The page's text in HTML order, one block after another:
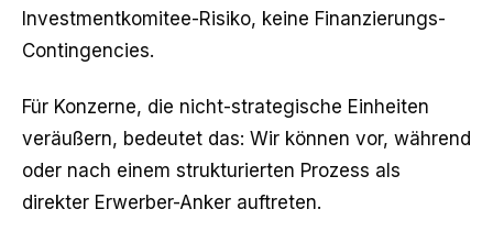
Investmentkomitee-Risiko, keine Finanzierungs-
Contingencies.
Für Konzerne, die nicht-strategische Einheiten
veräußern, bedeutet das: Wir können vor, während
oder nach einem strukturierten Prozess als
direkter Erwerber-Anker auftreten.